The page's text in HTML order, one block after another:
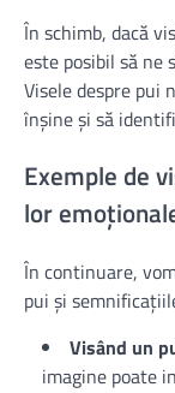
În schimb, dacă
este posibil să
Visele despre pui
înșine și să
Exemple de
lor
În continuare,
pui și
Visând un
imagine poate